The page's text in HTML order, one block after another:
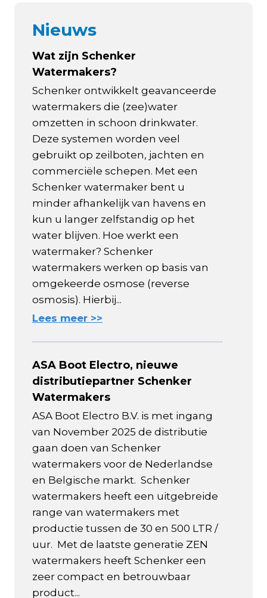
Nieuws
Wat zijn Schenker
Watermakers?
Schenker ontwikkelt geavanceerde
watermakers die (zee)water
omzetten in schoon drinkwater.
Deze systemen worden veel
gebruikt op zeilboten, jachten en
commerciële schepen. Met een
Schenker watermaker bent u
minder afhankelijk van havens en
kun u langer zelfstandig op het
water blijven. Hoe werkt een
watermaker? Schenker
watermakers werken op basis van
omgekeerde osmose (reverse
osmosis). Hierbij...
Lees meer >>
ASA Boot Electro, nieuwe
distributiepartner Schenker
Watermakers
ASA Boot Electro B.V. is met ingang
van November 2025 de distributie
gaan doen van Schenker
watermakers voor de Nederlandse
en Belgische markt. Schenker
watermakers heeft een uitgebreide
range van watermakers met
productie tussen de 30 en 500 LTR /
uur. Met de laatste generatie ZEN
watermakers heeft Schenker een
zeer compact en betrouwbaar
product...